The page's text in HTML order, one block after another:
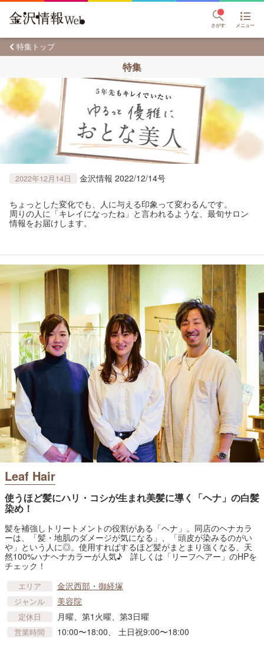
さがす メニュー
特集トップ
特集
2022年12月14日 金沢情報 2022/12/14号
ちょっとした変化でも、人に与える印象って変わるんです。
周りの人に「キレイになったね」と言われるような、最旬サロン
情報をお届けします。
Leaf Hair
使うほど髪にハリ・コシが生まれ美髪に導く「ヘナ」の白髪
染め！
髪を補強しトリートメントの役割がある「ヘナ」。同店のヘナカラ
ーは、「髪・地肌のダメージが気になる」、「頭皮が染みるのがい
や」という人に◎。使用すればするほど髪がまとまり強くなる、天
然100%ハナヘナカラーが人気♪ 詳しくは「リーフヘアー」のHPを
チェック！
エリア 金沢西部・御経塚
ジャンル 美容院
定休日 月曜、第1火曜、第3日曜
営業時間 10:00〜18:00、 土日祝9:00〜18:00